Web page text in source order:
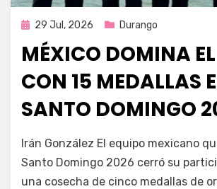
Publicada
29 Jul, 2026 Durango
MÉXICO DOMINA
CON 15 MEDALLAS
SANTO DOMINGO
por Fernando Miranda Servín
Irán González El equipo mexicano
Santo Domingo 2026 cerró su
una cosecha de cinco medallas de